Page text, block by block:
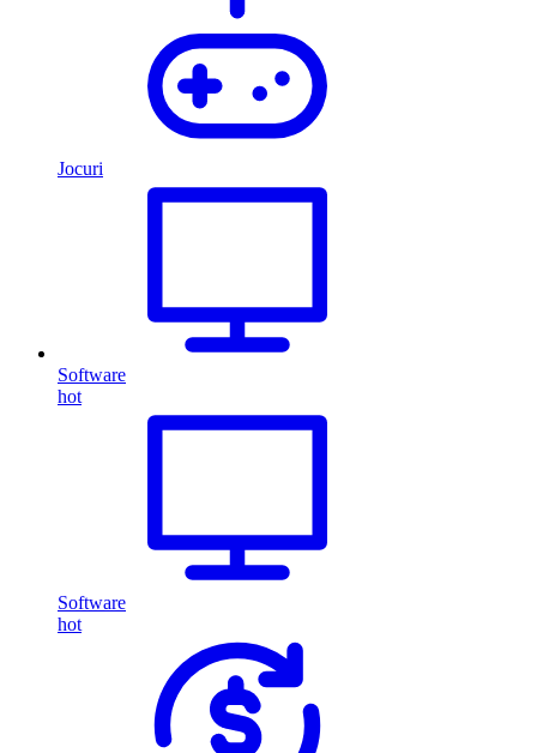
Jocuri
Software
hot
Software
hot